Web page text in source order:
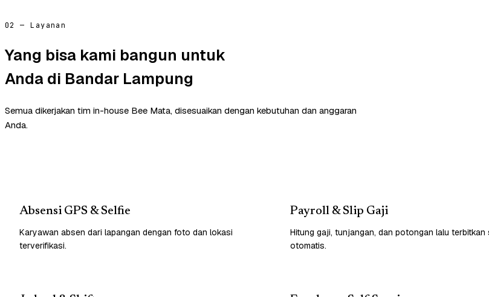
02 — Layanan
Yang bisa kami bangun untuk
Anda di Bandar Lampung
Semua dikerjakan tim in-house Bee Mata, disesuaikan dengan kebutuhan dan anggaran
Anda.
Absensi GPS & Selfie
Karyawan absen dari lapangan dengan foto dan lokasi
terverifikasi.
Payroll & Slip Gaji
Hitung gaji, tunjangan, dan potongan lalu terbitkan
otomatis.